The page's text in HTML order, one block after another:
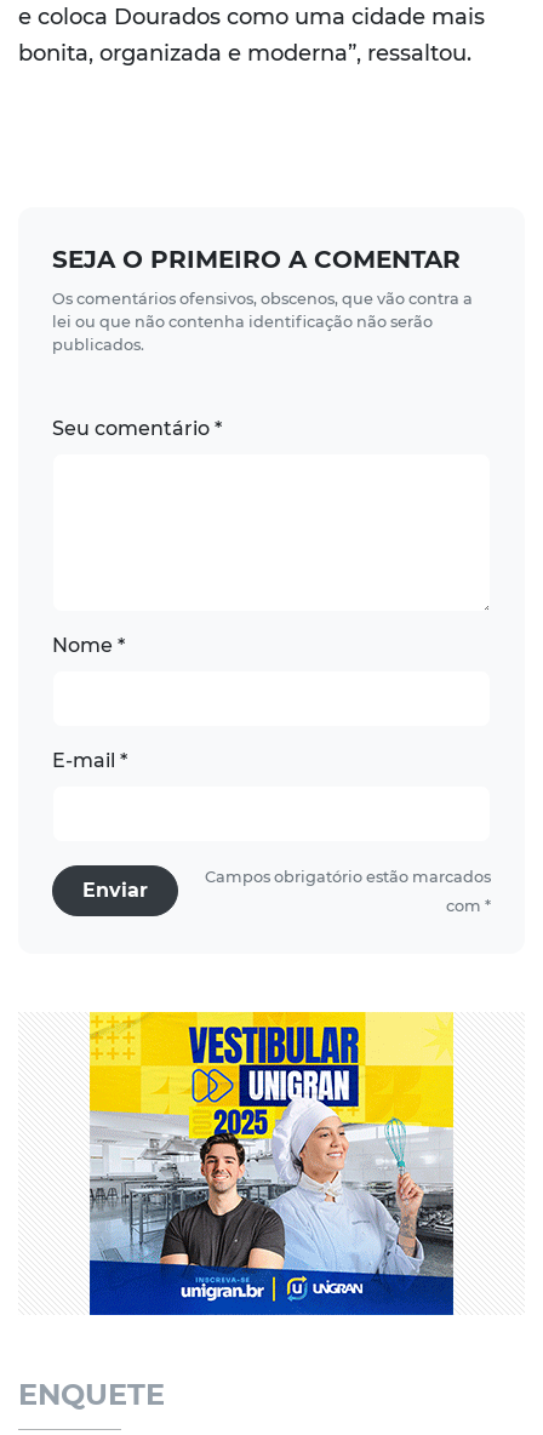
e coloca Dourados como uma cidade mais
bonita, organizada e moderna”, ressaltou.
SEJA O PRIMEIRO A COMENTAR
Os comentários ofensivos, obscenos, que vão contra a
lei ou que não contenha identificação não serão
publicados.
Seu comentário *
Nome *
E-mail *
Enviar
Campos obrigatório estão marcados
com *
ENQUETE